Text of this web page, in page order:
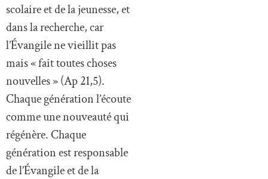
scolaire et de la jeunesse, et
dans la recherche, car
l’Évangile ne vieillit pas
mais « fait toutes choses
nouvelles » (Ap 21,5).
Chaque génération l’écoute
comme une nouveauté qui
régénère. Chaque
génération est responsable
de l’Évangile et de la